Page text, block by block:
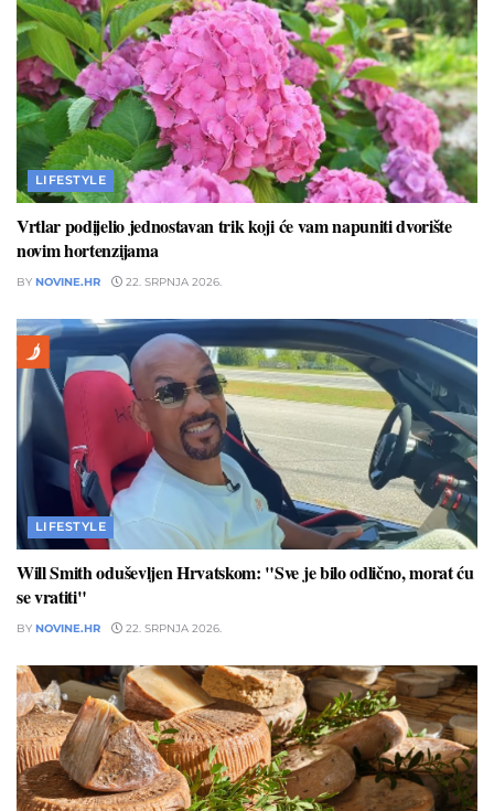
LIFESTYLE
Vrtlar podijelio jednostavan trik koji će vam napuniti dvorište
novim hortenzijama
BY NOVINE.HR 22. SRPNJA 2026.
LIFESTYLE
Will Smith oduševljen Hrvatskom: "Sve je bilo odlično, morat ću
se vratiti"
BY NOVINE.HR 22. SRPNJA 2026.